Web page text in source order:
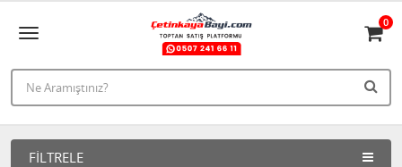
0
FILTRELE